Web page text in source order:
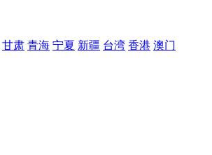
甘肃 青海 宁夏 新疆 台湾 香港 澳门